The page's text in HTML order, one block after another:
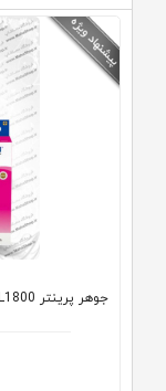
جوهر پرینتر L805 - L810 - L850 - L1800 اصلی Epson